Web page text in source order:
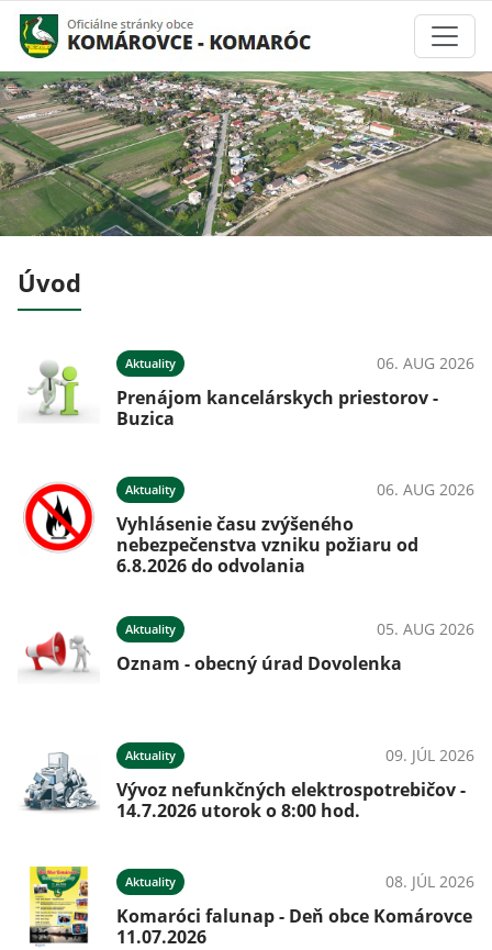
Úvod
Aktuality 06. AUG 2026
Prenájom kancelárskych priestorov -
Buzica
Aktuality 06. AUG 2026
Vyhlásenie času zvýšeného
nebezpečenstva vzniku požiaru od
6.8.2026 do odvolania
Aktuality 05. AUG 2026
Oznam - obecný úrad Dovolenka
Aktuality 09. JÚL 2026
Vývoz nefunkčných elektrospotrebičov -
14.7.2026 utorok o 8:00 hod.
Aktuality 08. JÚL 2026
Komaróci falunap - Deň obce Komárovce
11.07.2026